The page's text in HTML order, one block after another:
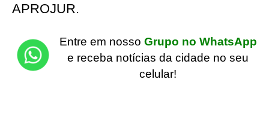
APROJUR.
Entre em nosso Grupo no WhatsApp
e receba notícias da cidade no seu
celular!